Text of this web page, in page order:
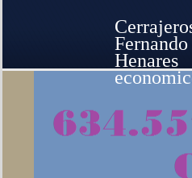
Fernando
Henares